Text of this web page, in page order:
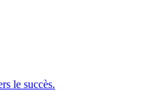
le succès.